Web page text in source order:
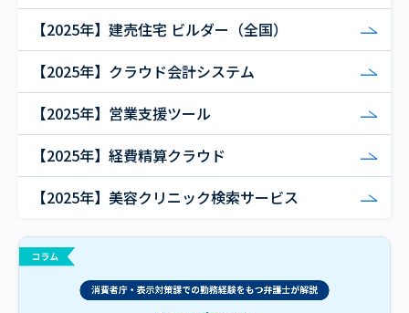
【2025年】建売住宅 ビルダー（全国）
【2025年】クラウド会計システム
【2025年】営業支援ツール
【2025年】経費精算クラウド
【2025年】美容クリニック検索サービス